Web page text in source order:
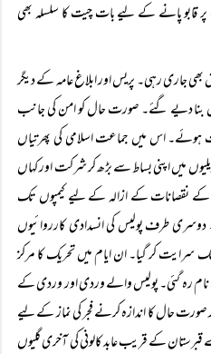
قابو پانے کے لیے بات چیت کا سلسلہ بھی
جاری رہی۔ پریس اور ابلاغ عامہ کے دیگر
دیے گئے۔ صورت حال کو امن کی جانب
اس میں جماعت اسلامی کی پھرتیاں
میں اپنی بساط سے بڑھ کر شرکت اور کہاں
کے نقصانات کے ازالہ کے لیے کیمپوں تک
دوسری طرف پولیس کی انسدادی کارروائیوں
کر گیا۔ ان ایام میں تحریک کا مرکز
نام رہ گئی۔ پولیس والے وردی اور وردی کے
حال کا اندازہ کرنے فجر کی نماز کے لیے
قبرستان کے قریب عابد کالونی کی آخری گلیوں